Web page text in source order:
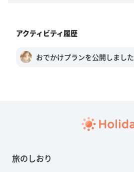
アクティビティ履歴
おでかけプランを公開しました
旅のしおり